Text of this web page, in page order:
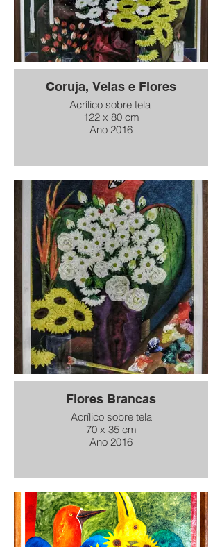
Coruja, Velas e Flores
Acrílico sobre tela
122 x 80 cm
Ano 2016
Flores Brancas
Acrílico sobre tela
70 x 35 cm
Ano 2016